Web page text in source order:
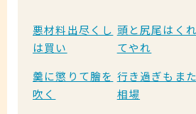
悪材料出尽くし
は買い
羹に懲りて膾を
吹く
頭と尻尾はくれ
てやれ
行き過ぎもまた
相場